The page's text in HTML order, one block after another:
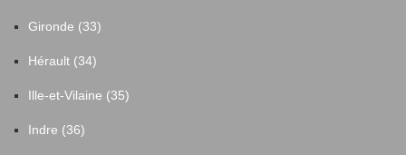
Gironde (33)
Hérault (34)
Ille-et-Vilaine (35)
Indre (36)